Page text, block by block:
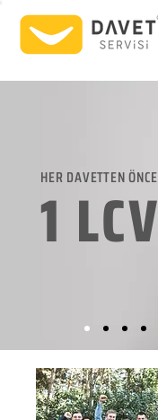
HER DAVETTEN ÖNCE
1 LCV